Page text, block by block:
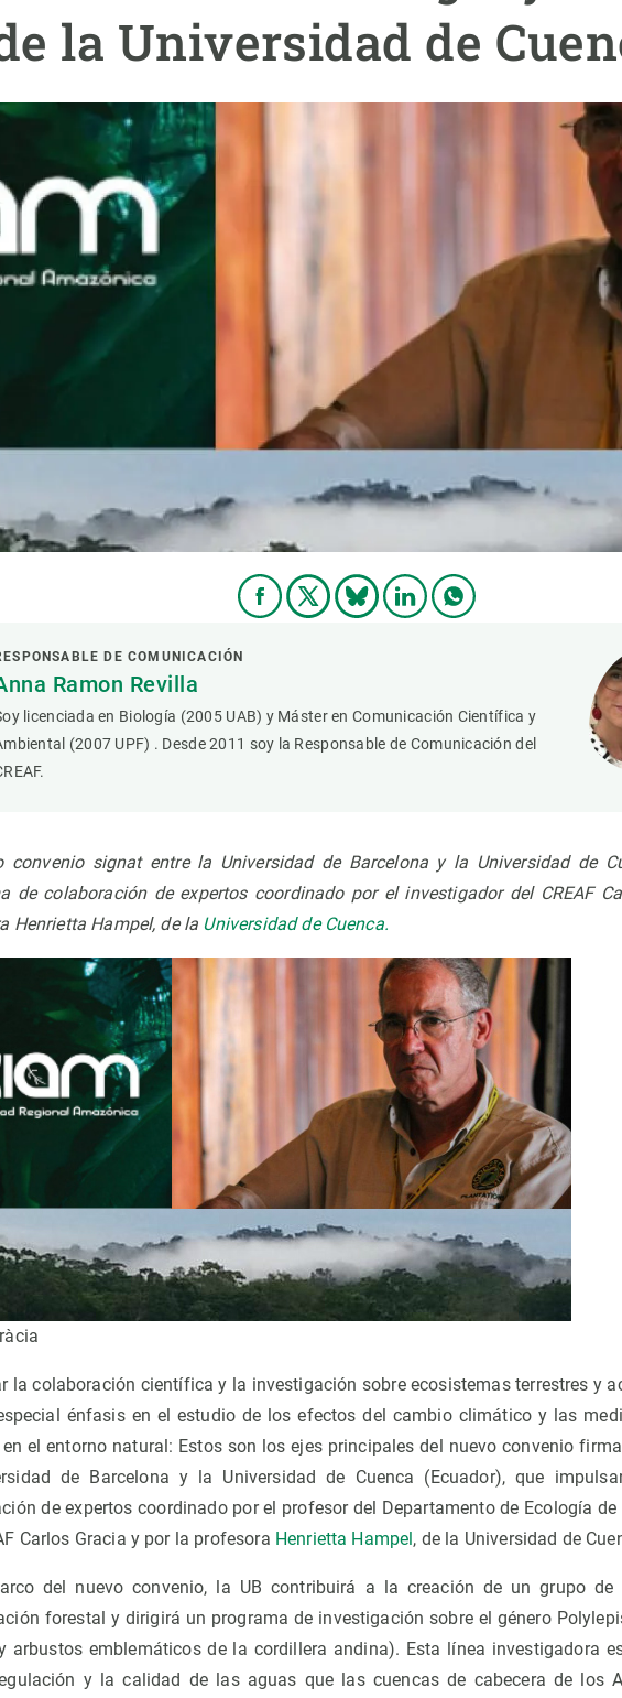
la Universidad de
DE COMUNICACIÓN
Ramon Revilla
licenciada en Biología (2005 UAB) y Máster en Comunicación Científica y
(2007 UPF) . Desde 2011 soy la Responsable de Comunicación del
convenio signat entre la Universidad de Barcelona y la Universidad de
de colaboración de expertos coordinado por el investigador del CREAF
Henrietta Hampel, de la Universidad de Cuenca.
la colaboración científica y la investigación sobre ecosistemas terrestres y
énfasis en el estudio de los efectos del cambio climático y las
el entorno natural: Estos son los ejes principales del nuevo convenio
de Barcelona y la Universidad de Cuenca (Ecuador), que
de expertos coordinado por el profesor del Departamento de Ecología
Carlos Gracia y por la profesora Henrietta Hampel, de la Universidad de
del nuevo convenio, la UB contribuirá a la creación de un grupo de
forestal y dirigirá un programa de investigación sobre el género
arbustos emblemáticos de la cordillera andina). Esta línea investigadora
y la calidad de las aguas que las cuencas de cabecera de los
Temas transversales
Synthesis Actions
Servicios técnicos
Programa
Un lugar
Desarrollo
Te